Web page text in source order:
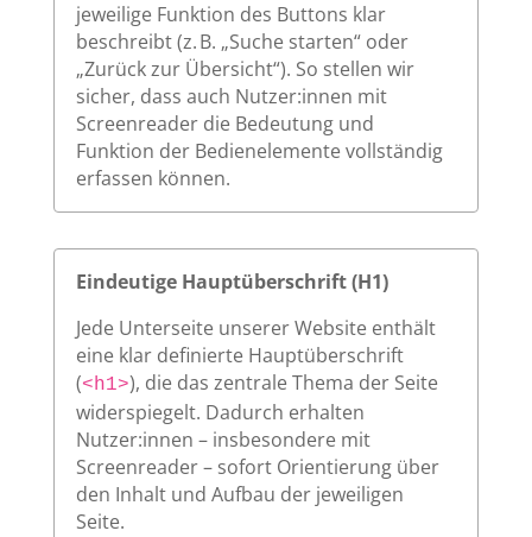
jeweilige Funktion des Buttons klar
beschreibt (z. B. „Suche starten“ oder
„Zurück zur Übersicht“). So stellen wir
sicher, dass auch Nutzer:innen mit
Screenreader die Bedeutung und
Funktion der Bedienelemente vollständig
erfassen können.
Eindeutige Hauptüberschrift (H1)
Jede Unterseite unserer Website enthält
eine klar definierte Hauptüberschrift
(<h1>), die das zentrale Thema der Seite
widerspiegelt. Dadurch erhalten
Nutzer:innen – insbesondere mit
Screenreader – sofort Orientierung über
den Inhalt und Aufbau der jeweiligen
Seite.